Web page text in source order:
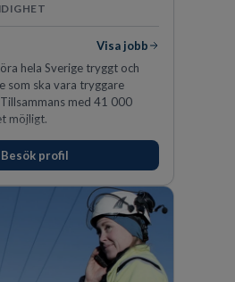
Visa jobb
hela Sverige tryggt och
som ska vara tryggare
med 41 000
möjligt.
Besök profil